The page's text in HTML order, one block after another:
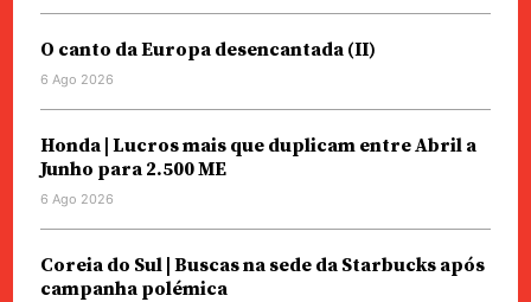
O canto da Europa desencantada (II)
6 Ago 2026
Honda | Lucros mais que duplicam entre Abril a
Junho para 2.500 ME
6 Ago 2026
Coreia do Sul | Buscas na sede da Starbucks após
campanha polémica